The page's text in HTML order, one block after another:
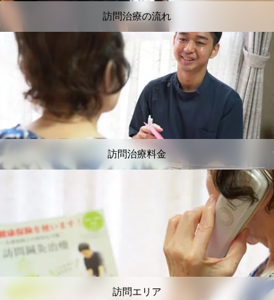
訪問治療の流れ
訪問治療料金
訪問エリア